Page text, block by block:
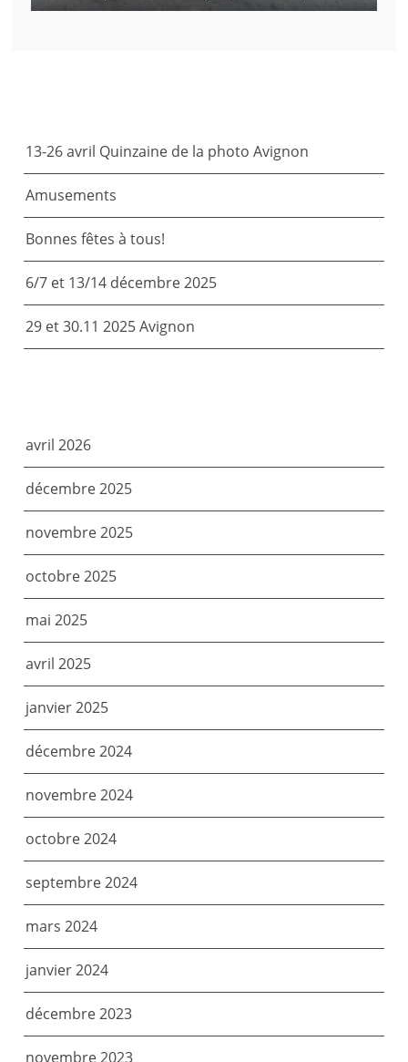
13-26 avril Quinzaine de la photo Avignon
Amusements
Bonnes fêtes à tous!
6/7 et 13/14 décembre 2025
29 et 30.11 2025 Avignon
avril 2026
décembre 2025
novembre 2025
octobre 2025
mai 2025
avril 2025
janvier 2025
décembre 2024
novembre 2024
octobre 2024
septembre 2024
mars 2024
janvier 2024
décembre 2023
novembre 2023